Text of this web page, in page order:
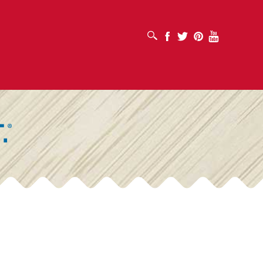
ABRIR CUADRO DE BÚSQUEDA
Facebook
Twitter PinterestYoutube